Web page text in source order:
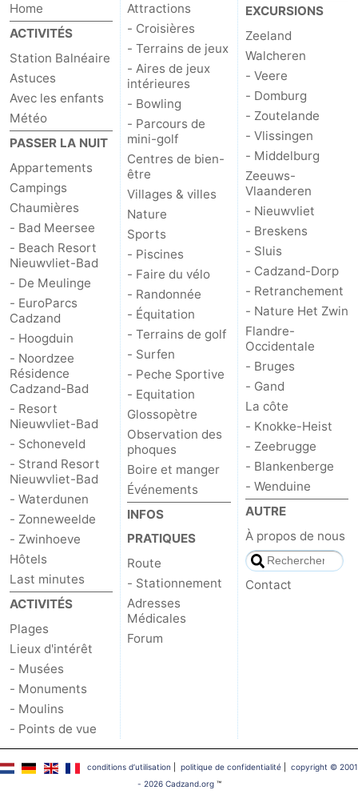
Home
ACTIVITÉS
Station Balnéaire
Astuces
Avec les enfants
Météo
PASSER LA NUIT
Appartements
Campings
Chaumières
- Bad Meersee
- Beach Resort
Nieuwvliet-Bad
- De Meulinge
- EuroParcs
Cadzand
- Hoogduin
- Noordzee
Résidence
Cadzand-Bad
- Resort
Nieuwvliet-Bad
- Schoneveld
- Strand Resort
Nieuwvliet-Bad
- Waterdunen
- Zonneweelde
- Zwinhoeve
Hôtels
Last minutes
ACTIVITÉS
Plages
Lieux d'intérêt
- Musées
- Monuments
- Moulins
- Points de vue
Attractions
- Croisières
- Terrains de jeux
- Aires de jeux
intérieures
- Bowling
- Parcours de
mini-golf
Centres de bien-
être
Villages & villes
Nature
Sports
- Piscines
- Faire du vélo
- Randonnée
- Équitation
- Terrains de golf
- Surfen
- Peche Sportive
- Equitation
Glossopètre
Observation des
phoques
Boire et manger
Événements
INFOS
PRATIQUES
Route
- Stationnement
Adresses
Médicales
Forum
EXCURSIONS
Zeeland
Walcheren
- Veere
- Domburg
- Zoutelande
- Vlissingen
- Middelburg
Zeeuws-
Vlaanderen
- Nieuwvliet
- Breskens
- Sluis
- Cadzand-Dorp
- Retranchement
- Nature Het Zwin
Flandre-
Occidentale
- Bruges
- Gand
La côte
- Knokke-Heist
- Zeebrugge
- Blankenberge
- Wenduine
AUTRE
À propos de nous
Contact
conditions d‘utilisation politique de confidentialité| copyright © 2001
- 2026 Cadzand.org™